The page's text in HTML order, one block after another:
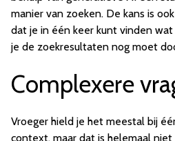
manier van zoeken. De kans is
dat je in één keer kunt vinden
je de zoekresultaten nog moet
Complexere
Vroeger hield je het meestal bij
context, maar dat is helemaal niet